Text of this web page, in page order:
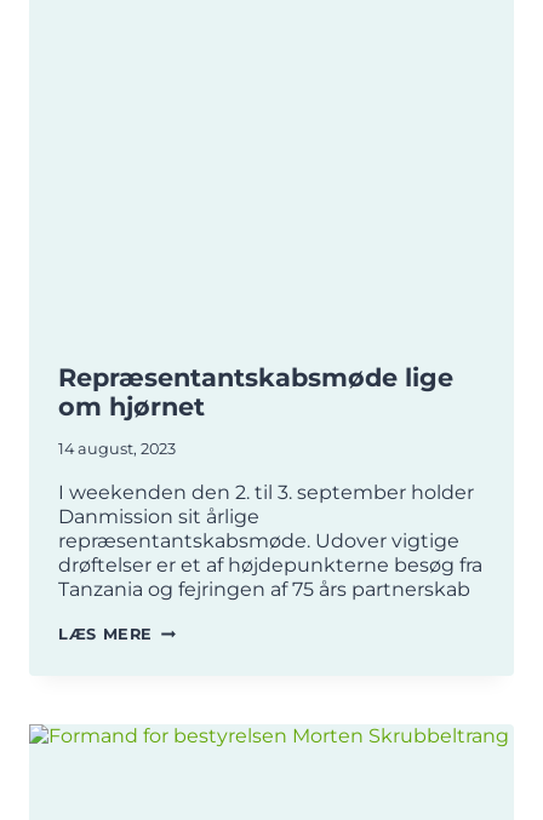
Repræsentantskabsmøde lige
om hjørnet
14 august, 2023
I weekenden den 2. til 3. september holder
Danmission sit årlige
repræsentantskabsmøde. Udover vigtige
drøftelser er et af højdepunkterne besøg fra
Tanzania og fejringen af 75 års partnerskab
LÆS MERE REPRÆSENTANTSKABSMØDE